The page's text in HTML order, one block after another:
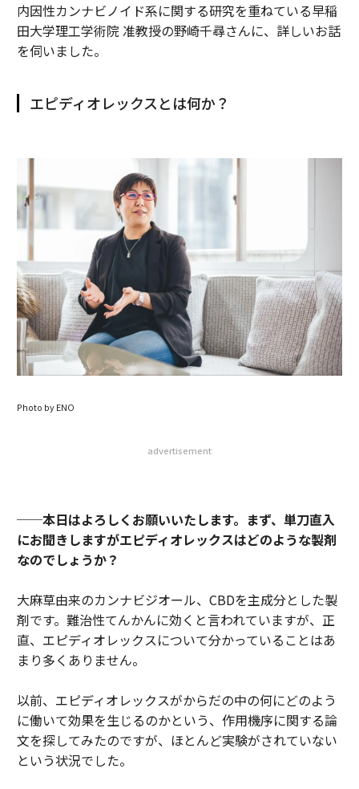
内因性カンナビノイド系に関する研究を重ねている早稲
田大学理工学術院 准教授の野崎千尋さんに、詳しいお話
を伺いました。
エピディオレックスとは何か？
Photo by ENO
advertisement
──本日はよろしくお願いいたします。まず、単刀直入
にお聞きしますがエピディオレックスはどのような製剤
なのでしょうか？
大麻草由来のカンナビジオール、CBDを主成分とした製
剤です。難治性てんかんに効くと言われていますが、正
直、エピディオレックスについて分かっていることはあ
まり多くありません。
以前、エピディオレックスがからだの中の何にどのよう
に働いて効果を生じるのかという、作用機序に関する論
文を探してみたのですが、ほとんど実験がされていない
という状況でした。